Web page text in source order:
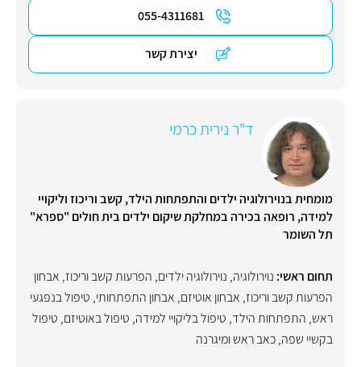
055-4311681
יצירת קשר
ד"ר נירית כרמי
מומחית בנוירולוגיה ילדים והתפתחות הילד, קשב וריכוז וליקויי
למידה, רופאה בכירה במחלקת שיקום ילדים בית חולים "ספרא"
תל השומר
תחום ראשי: נוירולוגיה, נוירולוגיה ילדים, הפרעות קשב וריכוז, אבחון
הפרעות קשב וריכוז, אבחון אוטיזם, אבחון התפתחותי, טיפול בנפגעי
ראש, התפתחות הילד, טיפול בליקויי למידה, טיפול באוטיזם, טיפול
בקשיי שפה,כאב ראש ומיגרנה